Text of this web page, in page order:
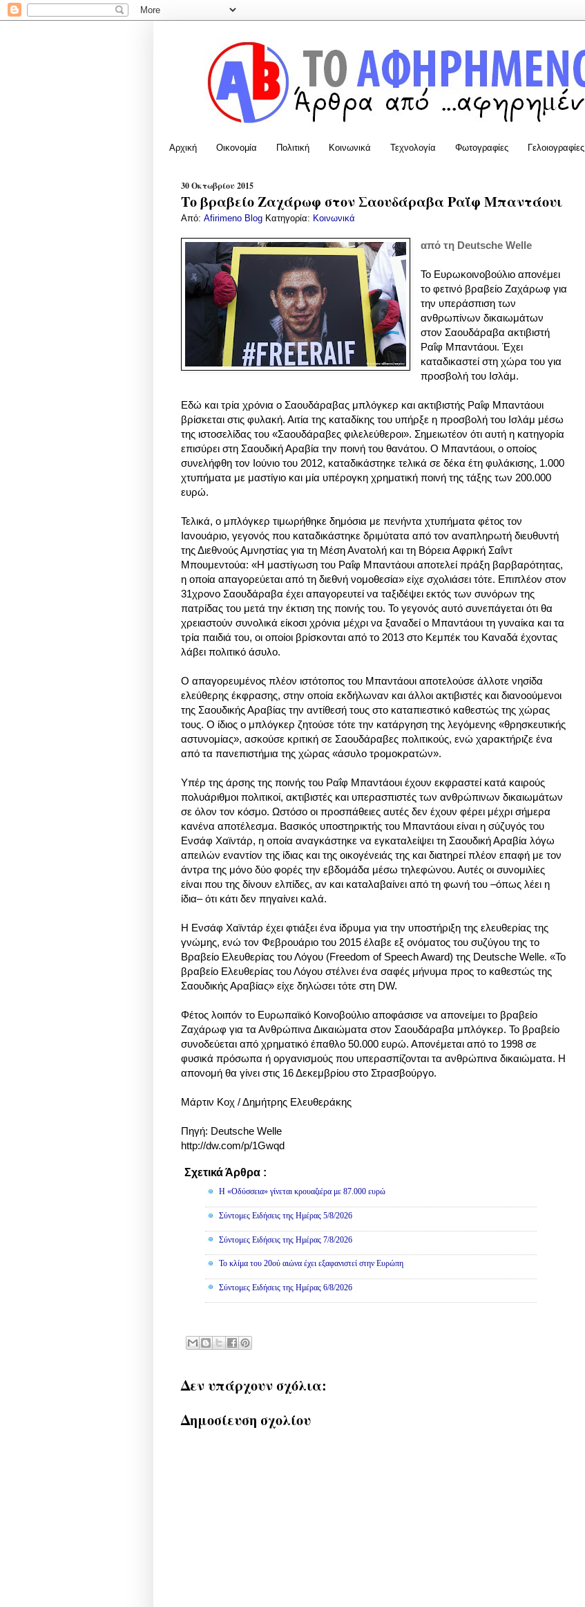
Αρχική Οικονομία Πολιτική Κοινωνικά Τεχνολογία Φωτογραφίες Γελοιογραφίες
30 Οκτωβρίου 2015
Το βραβείο Ζαχάρωφ στον Σαουδάραβα Ραΐφ Μπαντάουι
Από: Afirimeno Blog Κατηγορία: Κοινωνικά
από τη Deutsche Welle
Το Ευρωκοινοβούλιο απονέμει
το φετινό βραβείο Ζαχάρωφ για
την υπεράσπιση των
ανθρωπίνων δικαιωμάτων
στον Σαουδάραβα ακτιβιστή
Ραΐφ Μπαντάουι. Έχει
καταδικαστεί στη χώρα του για
προσβολή του Ισλάμ.
Εδώ και τρία χρόνια ο Σαουδάραβας μπλόγκερ και ακτιβιστής Ραΐφ Μπαντάουι
βρίσκεται στις φυλακή. Αιτία της καταδίκης του υπήρξε η προσβολή του Ισλάμ μέσω
της ιστοσελίδας του «Σαουδάραβες φιλελεύθεροι». Σημειωτέον ότι αυτή η κατηγορία
επισύρει στη Σαουδική Αραβία την ποινή του θανάτου. Ο Μπαντάουι, ο οποίος
συνελήφθη τον Ιούνιο του 2012, καταδικάστηκε τελικά σε δέκα έτη φυλάκισης, 1.000
χτυπήματα με μαστίγιο και μία υπέρογκη χρηματική ποινή της τάξης των 200.000
ευρώ.
Τελικά, ο μπλόγκερ τιμωρήθηκε δημόσια με πενήντα χτυπήματα φέτος τον
Ιανουάριο, γεγονός που καταδικάστηκε δριμύτατα από τον αναπληρωτή διευθυντή
της Διεθνούς Αμνηστίας για τη Μέση Ανατολή και τη Βόρεια Αφρική Σαΐντ
Μπουμεντούα: «Η μαστίγωση του Ραΐφ Μπαντάουι αποτελεί πράξη βαρβαρότητας,
η οποία απαγορεύεται από τη διεθνή νομοθεσία» είχε σχολιάσει τότε. Επιπλέον στον
31χρονο Σαουδάραβα έχει απαγορευτεί να ταξιδέψει εκτός των συνόρων της
πατρίδας του μετά την έκτιση της ποινής του. Το γεγονός αυτό συνεπάγεται ότι θα
χρειαστούν συνολικά είκοσι χρόνια μέχρι να ξαναδεί ο Μπαντάουι τη γυναίκα και τα
τρία παιδιά του, οι οποίοι βρίσκονται από το 2013 στο Κεμπέκ του Καναδά έχοντας
λάβει πολιτικό άσυλο.
Ο απαγορευμένος πλέον ιστότοπος του Μπαντάουι αποτελούσε άλλοτε νησίδα
ελεύθερης έκφρασης, στην οποία εκδήλωναν και άλλοι ακτιβιστές και διανοούμενοι
της Σαουδικής Αραβίας την αντίθεσή τους στο καταπιεστικό καθεστώς της χώρας
τους. Ο ίδιος ο μπλόγκερ ζητούσε τότε την κατάργηση της λεγόμενης «θρησκευτικής
αστυνομίας», ασκούσε κριτική σε Σαουδάραβες πολιτικούς, ενώ χαρακτήριζε ένα
από τα πανεπιστήμια της χώρας «άσυλο τρομοκρατών».
Υπέρ της άρσης της ποινής του Ραΐφ Μπαντάουι έχουν εκφραστεί κατά καιρούς
πολυάριθμοι πολιτικοί, ακτιβιστές και υπερασπιστές των ανθρώπινων δικαιωμάτων
σε όλον τον κόσμο. Ωστόσο οι προσπάθειες αυτές δεν έχουν φέρει μέχρι σήμερα
κανένα αποτέλεσμα. Βασικός υποστηρικτής του Μπαντάουι είναι η σύζυγός του
Ενσάφ Χαϊντάρ, η οποία αναγκάστηκε να εγκαταλείψει τη Σαουδική Αραβία λόγω
απειλών εναντίον της ίδιας και της οικογένειάς της και διατηρεί πλέον επαφή με τον
άντρα της μόνο δύο φορές την εβδομάδα μέσω τηλεφώνου. Αυτές οι συνομιλίες
είναι που της δίνουν ελπίδες, αν και καταλαβαίνει από τη φωνή του –όπως λέει η
ίδια– ότι κάτι δεν πηγαίνει καλά.
Η Ενσάφ Χαϊντάρ έχει φτιάξει ένα ίδρυμα για την υποστήριξη της ελευθερίας της
γνώμης, ενώ τον Φεβρουάριο του 2015 έλαβε εξ ονόματος του συζύγου της το
Βραβείο Ελευθερίας του Λόγου (Freedom of Speech Award) της Deutsche Welle. «Το
βραβείο Ελευθερίας του Λόγου στέλνει ένα σαφές μήνυμα προς το καθεστώς της
Σαουδικής Αραβίας» είχε δηλώσει τότε στη DW.
Φέτος λοιπόν το Ευρωπαϊκό Κοινοβούλιο αποφάσισε να απονείμει το βραβείο
Ζαχάρωφ για τα Ανθρώπινα Δικαιώματα στον Σαουδάραβα μπλόγκερ. Το βραβείο
συνοδεύεται από χρηματικό έπαθλο 50.000 ευρώ. Απονέμεται από το 1998 σε
φυσικά πρόσωπα ή οργανισμούς που υπερασπίζονται τα ανθρώπινα δικαιώματα. Η
απονομή θα γίνει στις 16 Δεκεμβρίου στο Στρασβούργο.
Μάρτιν Κοχ / Δημήτρης Ελευθεράκης
Πηγή: Deutsche Welle
http://dw.com/p/1Gwqd
Σχετικά Άρθρα :
Η «Οδύσσεια» γίνεται κρουαζιέρα με 87.000 ευρώ
Σύντομες Ειδήσεις της Ημέρας 5/8/2026
Σύντομες Ειδήσεις της Ημέρας 7/8/2026
Το κλίμα του 20ού αιώνα έχει εξαφανιστεί στην Ευρώπη
Σύντομες Ειδήσεις της Ημέρας 6/8/2026
Δεν υπάρχουν σχόλια:
Δημοσίευση σχολίου